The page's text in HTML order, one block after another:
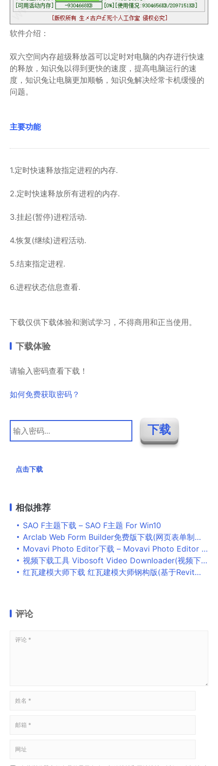
软件介绍：
双六空间内存超级释放器可以定时对电脑的内存进行快速
的释放，知识兔以得到更快的速度，提高电脑运行的速
度，知识兔让电脑更加顺畅，知识兔解决经常卡机缓慢的
问题。
主要功能
1.定时快速释放指定进程的内存.
2.定时快速释放所有进程的内存.
3.挂起(暂停)进程活动.
4.恢复(继续)进程活动.
5.结束指定进程.
6.进程状态信息查看.
下载仅供下载体验和测试学习，不得商用和正当使用。
下载体验
请输入密码查看下载！
如何免费获取密码？
点击下载
相似推荐
SAO F主题下载 – SAO F主题 For Win10
Arclab Web Form Builder免费版下载(网页表单制作工具)_Arclab Web Form Builder电脑版下载
Movavi Photo Editor下载 – Movavi Photo Editor 照片编辑软件 5.8.0 便携注册版
视频下载工具 Vibosoft Video Downloader(视频下载软件) v2.2.10 免费安装版
红瓦建模大师下载 红瓦建模大师钢构版(基于Revit的建模软件) v2021.04.20 免费安装版
评论